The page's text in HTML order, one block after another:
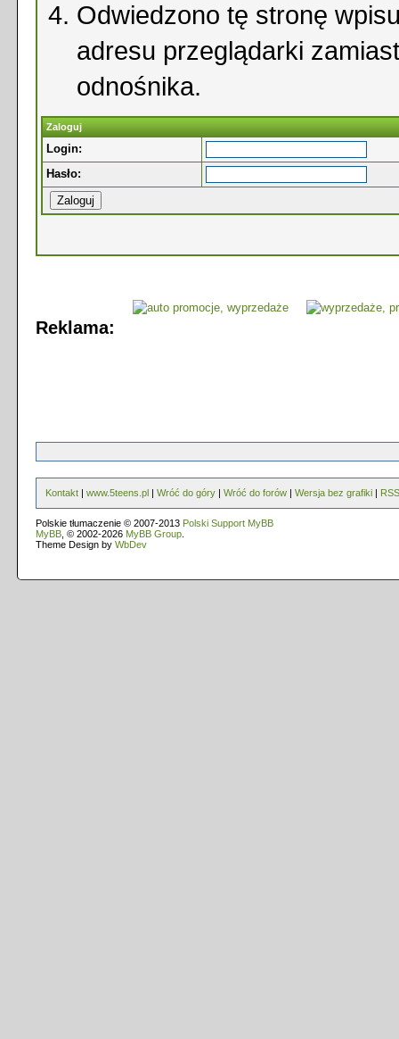
Odwiedzono tę stronę
adresu przeglądarki
odnośnika.
Zaloguj
Login:
Hasło:
Reklama:
Kontakt | www.5teens.pl | Wróć do góry | Wróć do forów | Wersja bez grafiki | RSS
Polskie tłumaczenie © 2007-2013 Polski Support MyBB
MyBB , © 2002-2026 MyBB Group
Theme Design by WbDev